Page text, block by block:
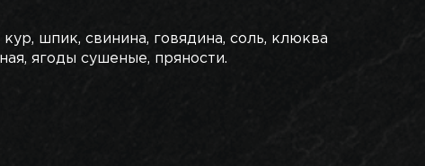
шпик, свинина, говядина, соль, клюква
ягоды сушеные, пряности.